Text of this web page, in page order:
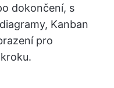
dokončení, s
Kanban
pro